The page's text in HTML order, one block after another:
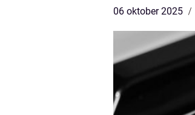
06 oktober 2025